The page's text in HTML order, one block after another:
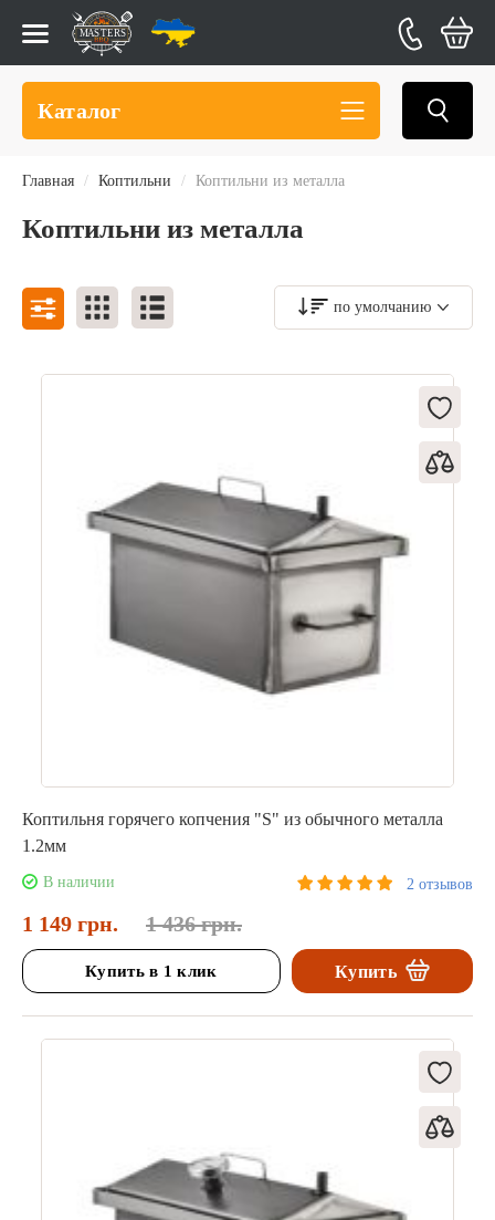
Каталог
Главная Коптильни Коптильни из металла
Коптильни из металла
по умолчанию
Коптильня горячего копчения "S" из обычного металла
1.2мм
В наличии 2 отзывов
1 149 грн. 1 436 грн.
Купить в 1 клик Купить